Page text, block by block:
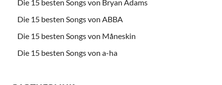
Die 15 besten Songs von Bryan Adams
Die 15 besten Songs von ABBA
Die 15 besten Songs von Måneskin
Die 15 besten Songs von a-ha